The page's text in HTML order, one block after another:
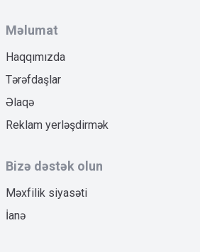
Məlumat
Haqqımızda
Tərəfdaşlar
Əlaqə
Reklam yerləşdirmək
Bizə dəstək olun
Məxfilik siyasəti
İanə